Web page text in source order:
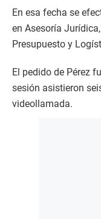
En esa fecha se
en Asesoría
Presupuesto y
El pedido de Pérez
sesión asistieron
videollamada.